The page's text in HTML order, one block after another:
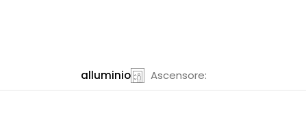
alluminio Ascensore: